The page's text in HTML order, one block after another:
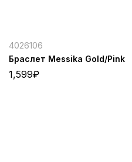
4026106
Браслет Messika Gold/Pink
1,599₽